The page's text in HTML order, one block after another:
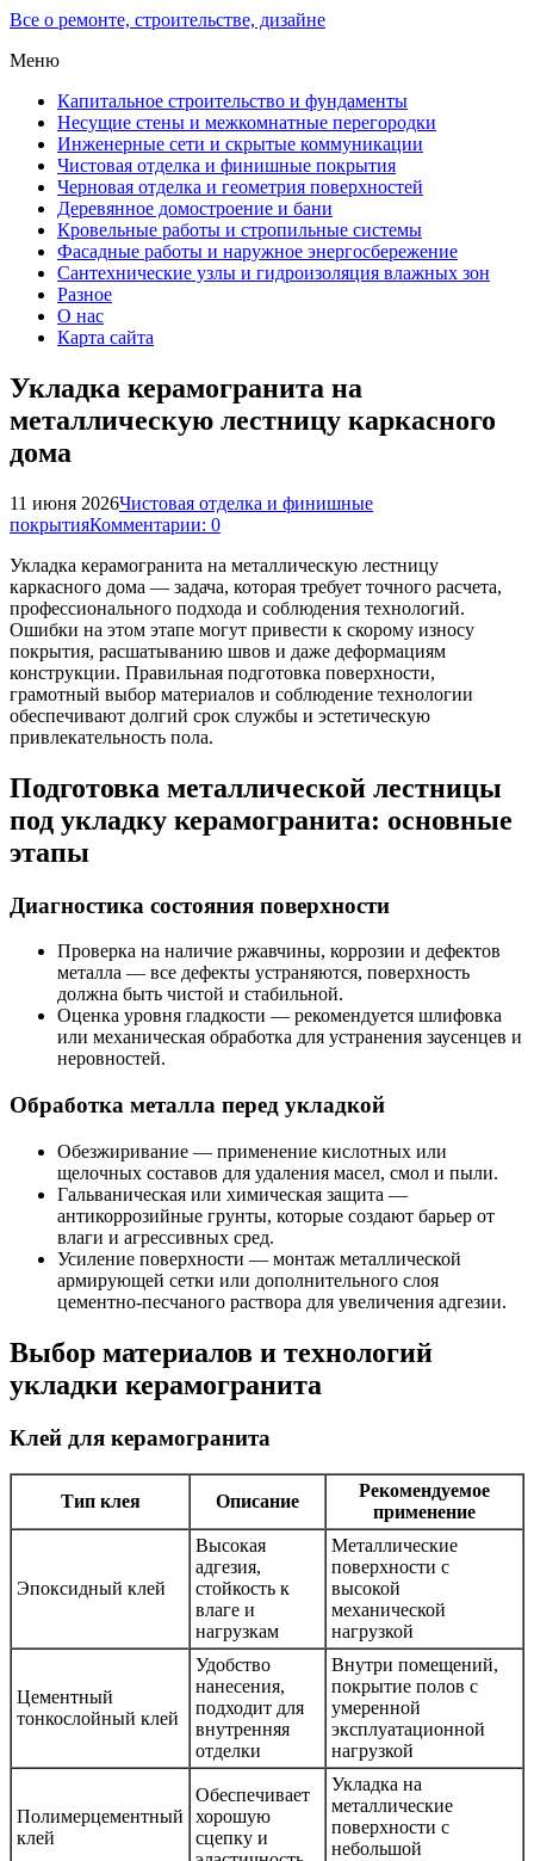
Все о ремонте, строительстве, дизайне
Меню
Капитальное строительство и фундаменты
Несущие стены и межкомнатные перегородки
Инженерные сети и скрытые коммуникации
Чистовая отделка и финишные покрытия
Черновая отделка и геометрия поверхностей
Деревянное домостроение и бани
Кровельные работы и стропильные системы
Фасадные работы и наружное энергосбережение
Сантехнические узлы и гидроизоляция влажных зон
Разное
О нас
Карта сайта
Укладка керамогранита на
металлическую лестницу каркасного
дома
11 июня 2026Чистовая отделка и финишные
покрытияКомментарии: 0
Укладка керамогранита на металлическую лестницу
каркасного дома — задача, которая требует точного расчета,
профессионального подхода и соблюдения технологий.
Ошибки на этом этапе могут привести к скорому износу
покрытия, расшатыванию швов и даже деформациям
конструкции. Правильная подготовка поверхности,
грамотный выбор материалов и соблюдение технологии
обеспечивают долгий срок службы и эстетическую
привлекательность пола.
Подготовка металлической лестницы
под укладку керамогранита: основные
этапы
Диагностика состояния поверхности
Проверка на наличие ржавчины, коррозии и дефектов
металла — все дефекты устраняются, поверхность
должна быть чистой и стабильной.
Оценка уровня гладкости — рекомендуется шлифовка
или механическая обработка для устранения заусенцев и
неровностей.
Обработка металла перед укладкой
Обезжиривание — применение кислотных или
щелочных составов для удаления масел, смол и пыли.
Гальваническая или химическая защита —
антикоррозийные грунты, которые создают барьер от
влаги и агрессивных сред.
Усиление поверхности — монтаж металлической
армирующей сетки или дополнительного слоя
цементно-песчаного раствора для увеличения адгезии.
Выбор материалов и технологий
укладки керамогранита
Клей для керамогранита
Тип клея Описание
Рекомендуемое
применение
Эпоксидный клей
Высокая
адгезия,
стойкость к
влаге и
нагрузкам
Металлические
поверхности с
высокой
механической
нагрузкой
Цементный
тонкослойный клей
Удобство
нанесения,
подходит для
внутренняя
отделки
Внутри помещений,
покрытие полов с
умеренной
эксплуатационной
нагрузкой
Полимерцементный
клей
Обеспечивает
хорошую
сцепку и
Укладка на
металлические
поверхности с
небольшой